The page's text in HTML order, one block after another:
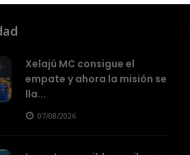
Xelajú MC consigue el
empate y ahora la misión se
lla...
07/08/2026